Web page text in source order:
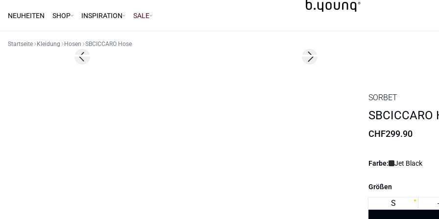
NEUHEITEN SHOP INSPIRATION SALE
Startseite Kleidung Hosen SBCICCARO Hose
Previous slide Next slide
SORBET
SBCICCARO
CHF299.90
Farbe: Jet Black
Größen
S